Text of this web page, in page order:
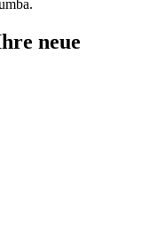
neue